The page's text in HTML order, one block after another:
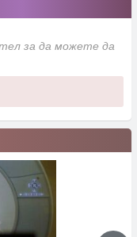
за да можете да